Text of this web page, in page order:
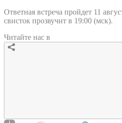
Ответная встреча пройдет 11
свисток прозвучит в 19:00 (мск).
Читайте нас в